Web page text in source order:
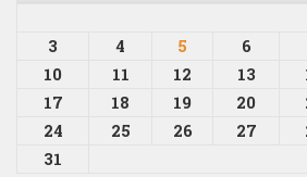
3
4 5 6
10
11 12 13
17
18 19 20
24
25 26 27
31